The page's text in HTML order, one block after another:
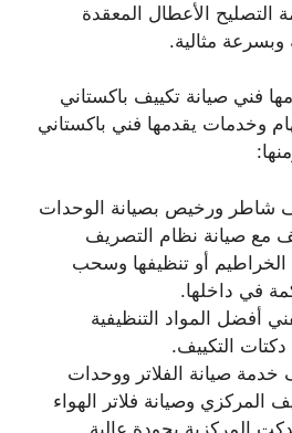
التصليح الأعطال المعقدة
مثالية.
فني صيانة تكييف باكستاني
وخدمات يقدمها فني باكستاني
شاطر ورخيص بصيانة الوحدات
مع صيانة نظام التصريف
الخراطيم أو تنظيفها وسحب
في داخلها.
أفضل المواد التنظيفية
التكييف.
خدمة صيانة الفلاتر ووحدات
المركزي وصيانة فلاتر الهواء
المركزية بجودة عالية